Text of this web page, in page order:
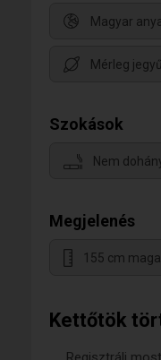
Kettőtök
Magyar
Mérleg jegyű
Szokások
Nem
Megjelenés
155 cm